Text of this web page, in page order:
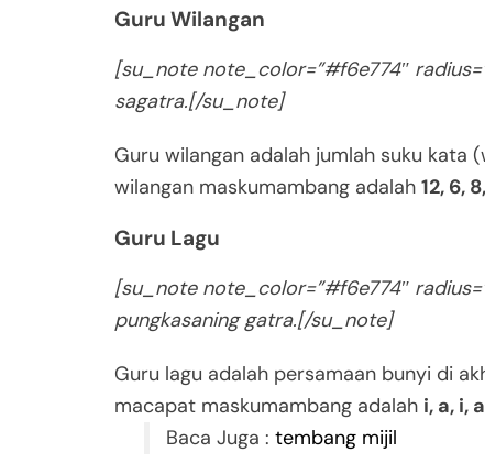
Guru Wilangan
[su_note note_color=”#f6e774″
sagatra.[/su_note]
Guru wilangan adalah jumlah suku
wilangan maskumambang adalah 12, 6,
Guru Lagu
[su_note note_color=”#f6e774″
pungkasaning gatra.[/su_note]
Guru lagu adalah persamaan bunyi di
macapat maskumambang adalah i, a, i, a
Baca Juga : tembang mijil